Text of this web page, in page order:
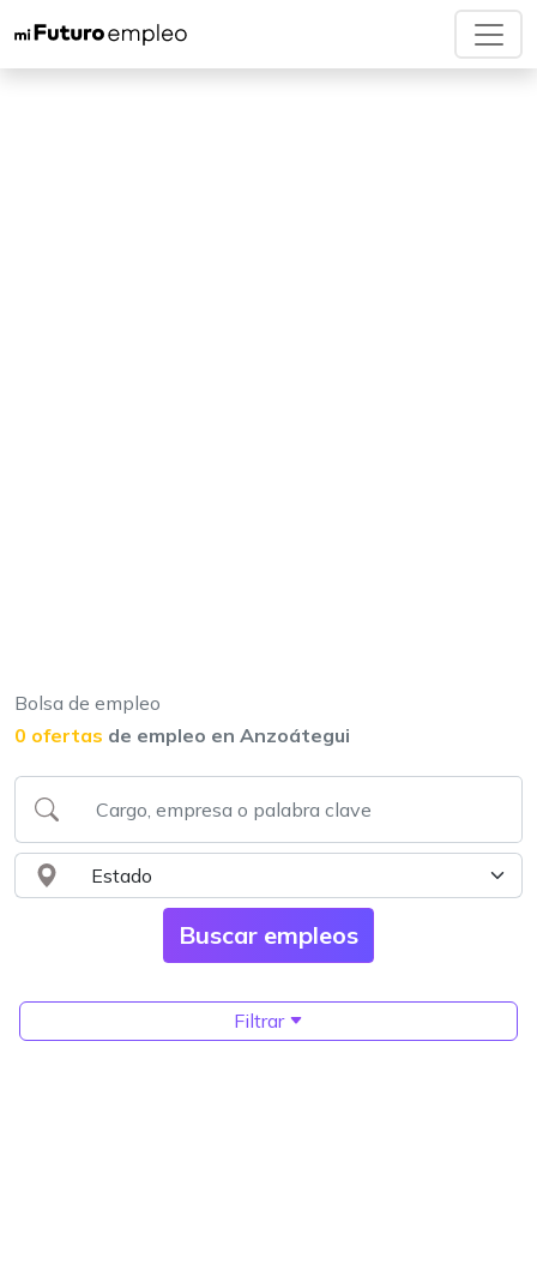
Bolsa de empleo
0 ofertas de empleo en Anzoátegui
Filtrar